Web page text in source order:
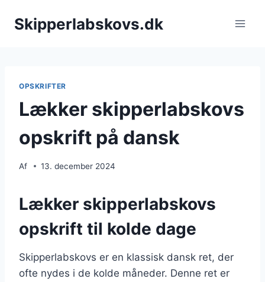
Skipperlabskovs.dk
OPSKRIFTER
Lækker skipperlabskovs
opskrift på dansk
Af 13. december 2024
Lækker skipperlabskovs
opskrift til kolde dage
Skipperlabskovs er en klassisk dansk ret, der
ofte nydes i de kolde måneder. Denne ret er